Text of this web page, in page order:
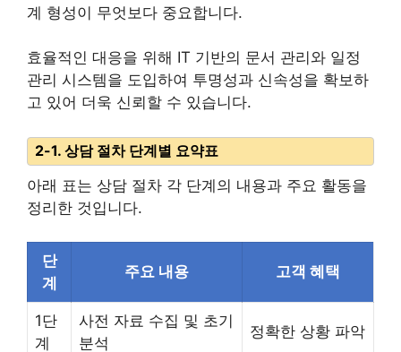
계 형성이 무엇보다 중요합니다.
효율적인 대응을 위해 IT 기반의 문서 관리와 일정
관리 시스템을 도입하여 투명성과 신속성을 확보하
고 있어 더욱 신뢰할 수 있습니다.
2-1. 상담 절차 단계별 요약표
아래 표는 상담 절차 각 단계의 내용과 주요 활동을
정리한 것입니다.
단
계
주요 내용 고객 혜택
1단
계
사전 자료 수집 및 초기
분석
정확한 상황 파악